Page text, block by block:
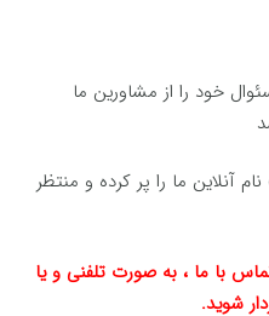
خود را از مشاورین ما
آنلاین ما را پر کرده و منتظر
با ما ، به صورت تلفنی و یا
شوید.